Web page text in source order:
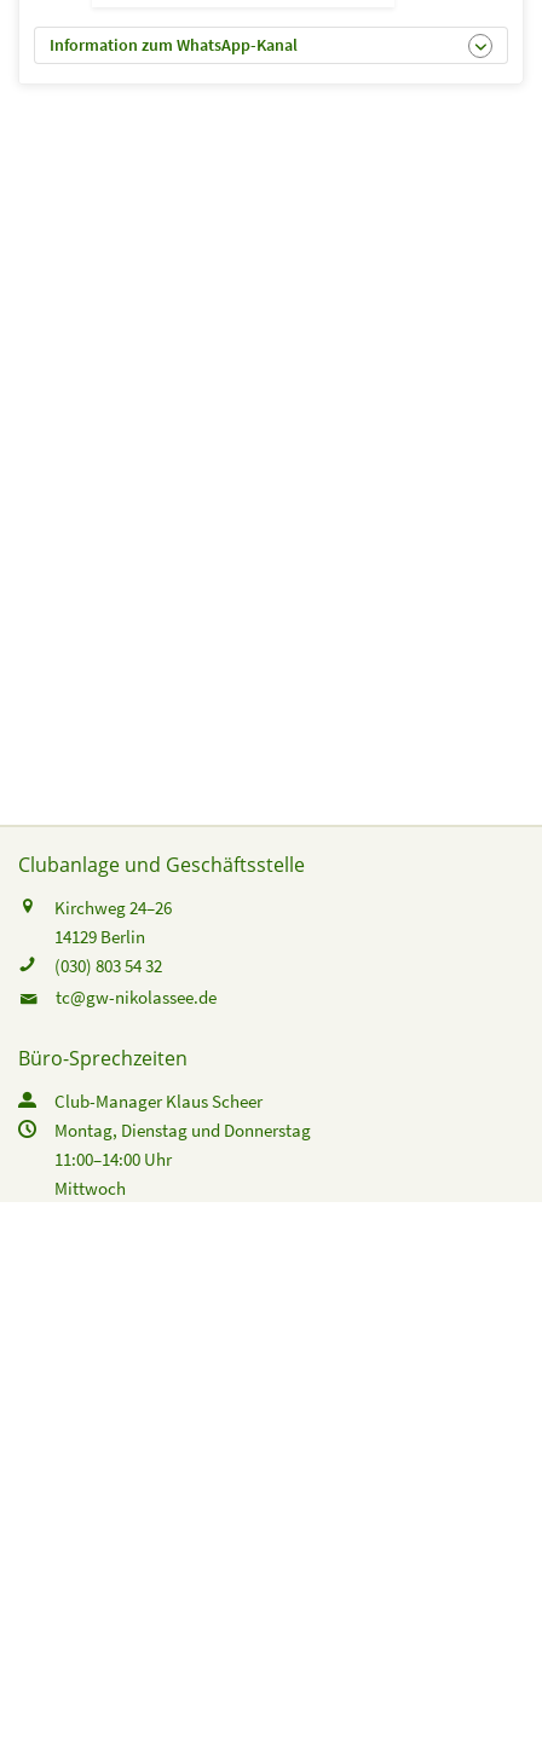
Information zum WhatsApp-Kanal
Clubanlage und Geschäftsstelle
Kirchweg 24–26
14129 Berlin
(030) 803 54 32
tc@gw-nikolassee.de
Büro-Sprechzeiten
Club-Manager Klaus Scheer
Montag, Dienstag und Donnerstag
11:00–14:00 Uhr
Mittwoch